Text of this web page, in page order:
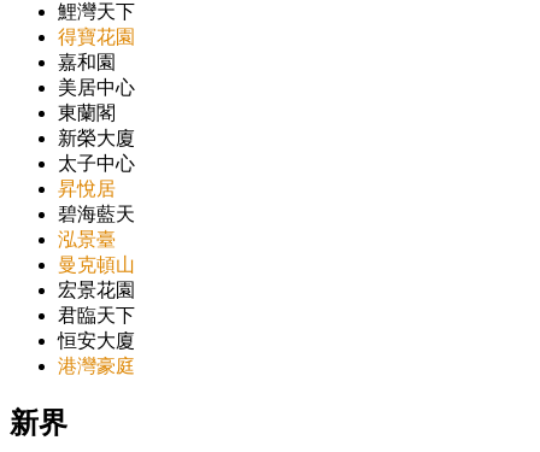
鯉灣天下
得寶花園
嘉和園
美居中心
東蘭閣
新榮大廈
太子中心
昇悅居
碧海藍天
泓景臺
曼克頓山
宏景花園
君臨天下
恒安大廈
港灣豪庭
新界